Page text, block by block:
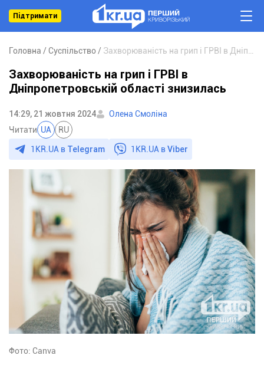
Підтримати
Головна Суспільство
Захворюваність на грип і ГРВІ в
Дніпропетровській області знизилась
14:29, 21 жовтня 2024
Олена Смоліна
Читати UA RU
1KR.UA в Telegram 1KR.UA вViber
Фото: Canva